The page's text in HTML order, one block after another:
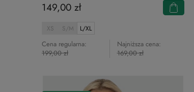
149,00 zł
Cena regularna:
199,00 zł
Najniższa cena:
169,00 zł
XS S/M L/XL